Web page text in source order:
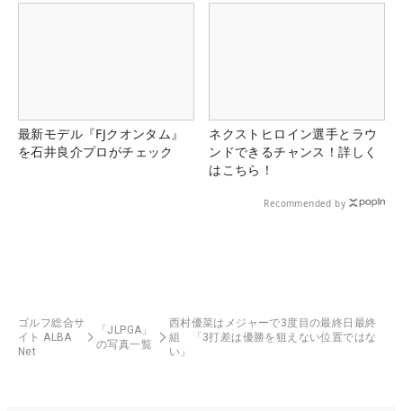
最新モデル『FJクオンタム』
を石井良介プロがチェック
ネクストヒロイン選手とラウ
ンドできるチャンス！詳しく
はこちら！
Recommended by
ゴルフ総合サ
イト ALBA
Net
「JLPGA」
の写真一覧
西村優菜はメジャーで3度目の最終日最終
組 「3打差は優勝を狙えない位置ではな
い」